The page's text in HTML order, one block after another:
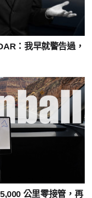
：我早就警告過，
公里零接管，再